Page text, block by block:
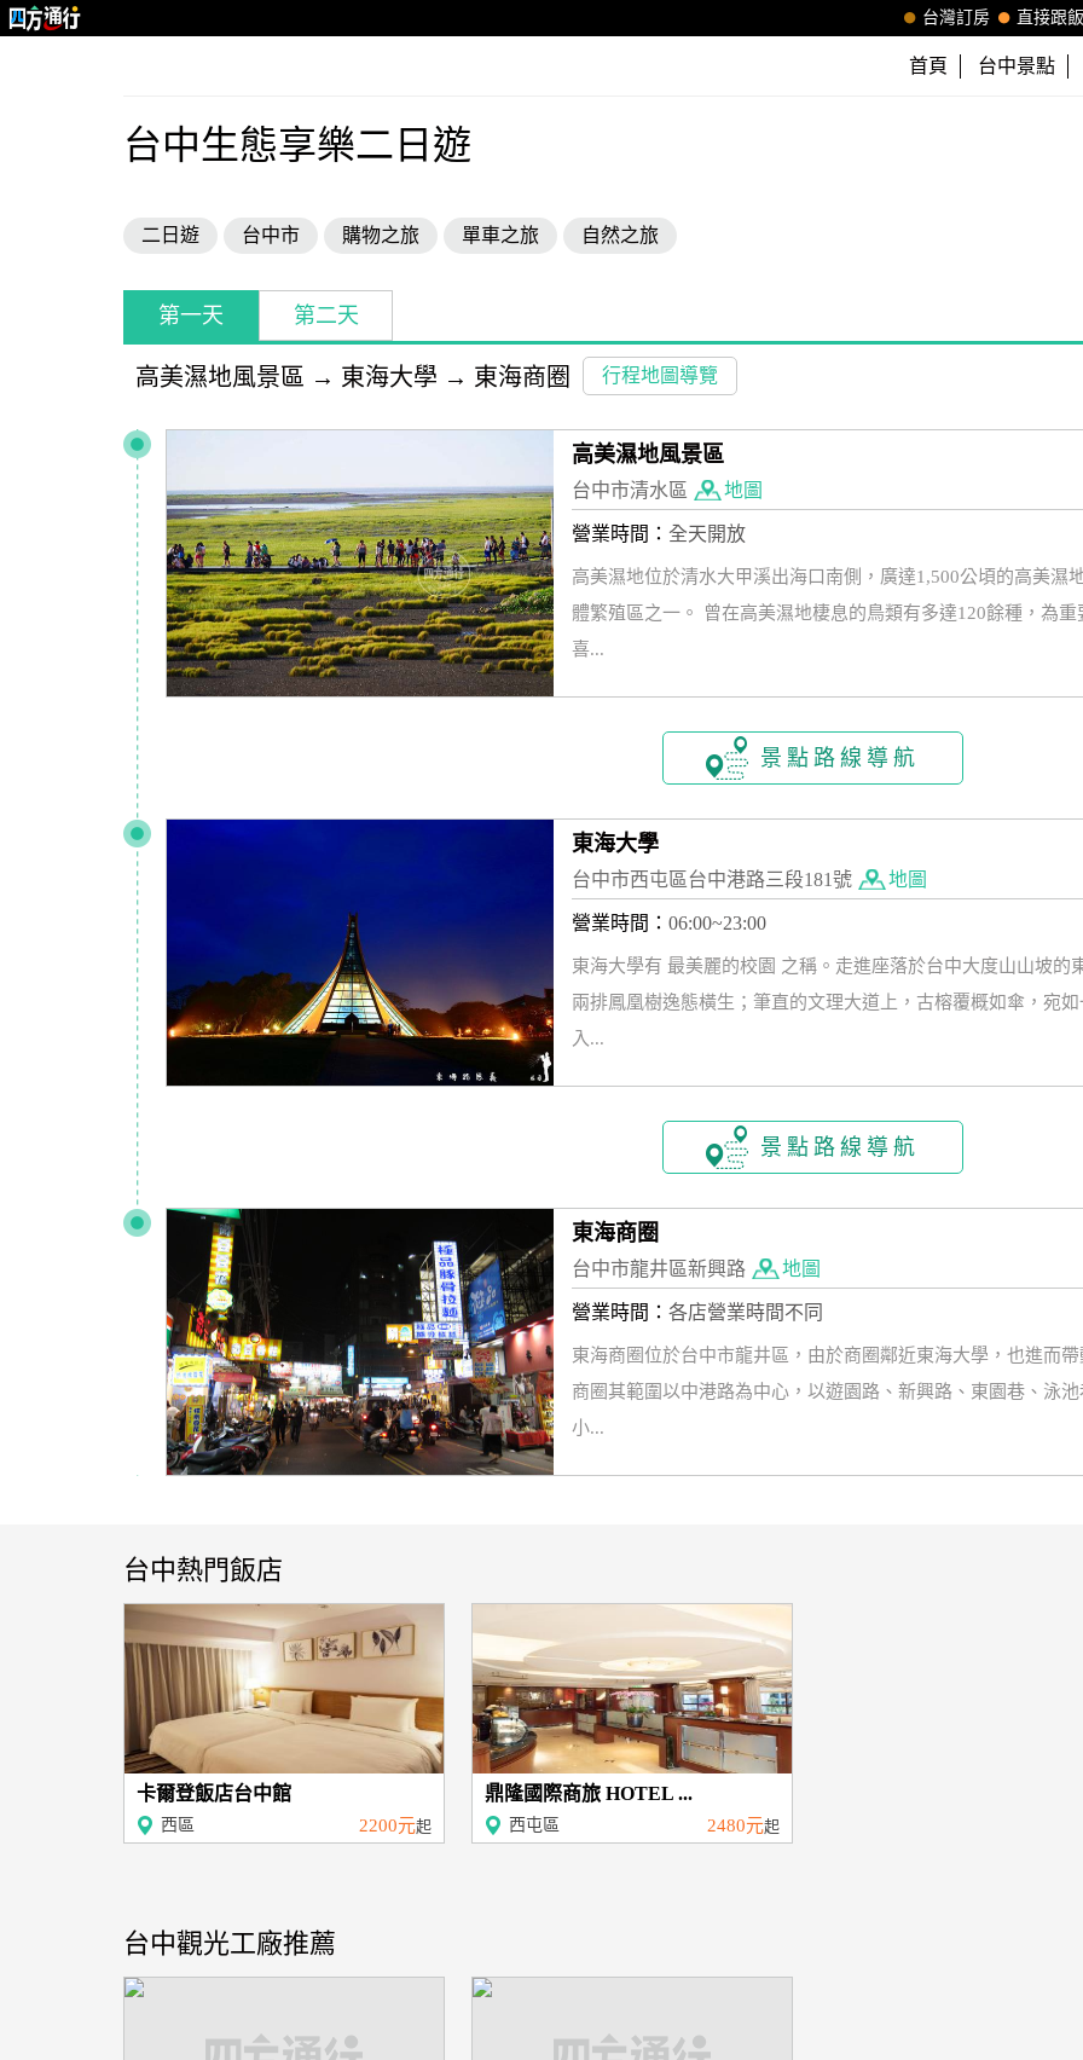
直接跟
台灣訂房
首頁 台中景點
台中生態享樂二日遊
二日遊 台中市 購物之旅 單車之旅 自然之旅
第一天 第二天
高美濕地風景區 → 東海大學 → 東海商圈 行程地圖導覽
高美濕地風景區
台中市清水區 地圖
營業時間： 全天開放
高美濕地位於清水大甲溪出海口南側，廣達1,500公頃的高美濕
體繁殖區之一。 曾在高美濕地棲息的鳥類有多達120餘種，為
喜...
景點路線導航
東海大學
台中市西屯區台中港路三段181號 地圖
營業時間： 06:00~23:00
東海大學有 最美麗的校園 之稱。走進座落於台中大度山山坡
兩排鳳凰樹逸態橫生；筆直的文理大道上，古榕覆概如傘，宛
入...
景點路線導航
東海商圈
台中市龍井區新興路 地圖
營業時間： 各店營業時間不同
東海商圈位於台中市龍井區，由於商圈鄰近東海大學，也進而
商圈其範圍以中港路為中心，以遊園路、新興路、東園巷、泳
小...
台中熱門飯店
卡爾登飯店台中館
西區 2200元起
鼎隆國際商旅 HOTEL ...
西屯區 2480元起
台中觀光工廠推薦